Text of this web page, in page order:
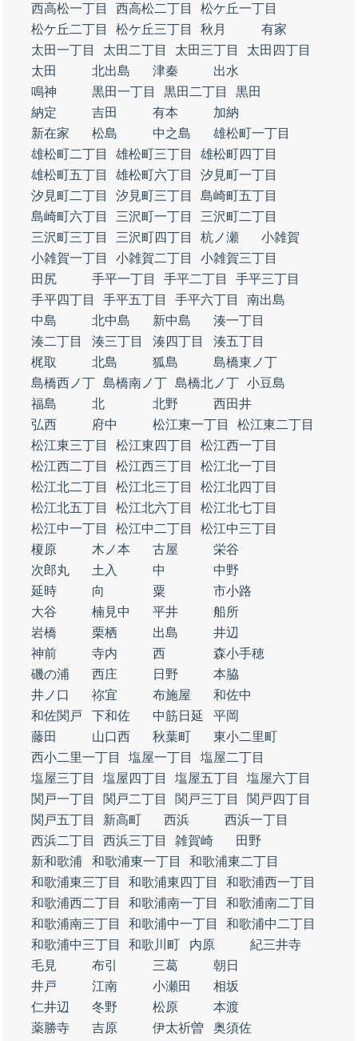
西高松一丁目
西高松二丁目
松ケ丘一丁目
松ケ丘二丁目
松ケ丘三丁目 秋月
有家
太田一丁目
太田二丁目 太田三丁目
太田四丁目
太田
北出島 津秦
出水
鳴神
黒田一丁目 黒田二丁目
黒田
納定
吉田 有本
加納
新在家
松島 中之島
雄松町一丁目
雄松町二丁目
雄松町三丁目
雄松町四丁目
雄松町五丁目
雄松町六丁目
汐見町一丁目
汐見町二丁目
汐見町三丁目
島崎町五丁目
島崎町六丁目
三沢町一丁目
三沢町二丁目
三沢町三丁目
三沢町四丁目 杭ノ瀬
小雑賀
小雑賀一丁目
小雑賀二丁目
小雑賀三丁目
田尻
手平一丁目 手平二丁目
手平三丁目
手平四丁目
手平五丁目 手平六丁目
南出島
中島
北中島 新中島
湊一丁目
湊二丁目
湊三丁目 湊四丁目
湊五丁目
梶取
北島 狐島
島橋東ノ丁
島橋西ノ丁 島橋南ノ丁 島橋北ノ丁 小豆島
福島
北 北野
西田井
弘西
府中 松江東一丁目
松江東二丁目
松江東三丁目
松江東四丁目
松江西一丁目
松江西二丁目
松江西三丁目
松江北一丁目
松江北二丁目
松江北三丁目
松江北四丁目
松江北五丁目
松江北六丁目
松江北七丁目
松江中一丁目
松江中二丁目
松江中三丁目
榎原
木ノ本 古屋
栄谷
次郎丸
土入 中
中野
延時
向 粟
市小路
大谷
楠見中 平井
船所
岩橋
栗栖 出島
井辺
神前
寺内 西
森小手穂
磯の浦
西庄 日野
本脇
井ノ口
祢宜 布施屋
和佐中
和佐関戸
下和佐 中筋日延
平岡
藤田
山口西 秋葉町
東小二里町
西小二里一丁目
塩屋一丁目
塩屋二丁目
塩屋三丁目
塩屋四丁目 塩屋五丁目
塩屋六丁目
関戸一丁目
関戸二丁目 関戸三丁目
関戸四丁目
関戸五丁目
新高町 西浜
西浜一丁目
西浜二丁目
西浜三丁目 雑賀崎
田野
新和歌浦
和歌浦東一丁目
和歌浦東二丁目
和歌浦東三丁目
和歌浦東四丁目
和歌浦西一丁目
和歌浦西二丁目
和歌浦南一丁目
和歌浦南二丁目
和歌浦南三丁目
和歌浦中一丁目
和歌浦中二丁目
和歌浦中三丁目
和歌川町 内原
紀三井寺
毛見
布引 三葛
朝日
井戸
江南 小瀬田
相坂
仁井辺
冬野 松原
本渡
薬勝寺
吉原 伊太祈曽
奥須佐